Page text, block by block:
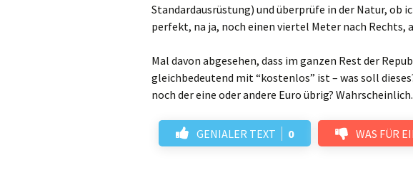
Standardausrüstung) und überprüfe in der Natur, ob
perfekt, na ja, noch einen viertel Meter nach Rechts,
Mal davon abgesehen, dass im ganzen Rest der
gleichbedeutend mit “kostenlos” ist – was soll
noch der eine oder andere Euro übrig? Wahrscheinlich.
GENIALER TEXT 0 WAS FÜR